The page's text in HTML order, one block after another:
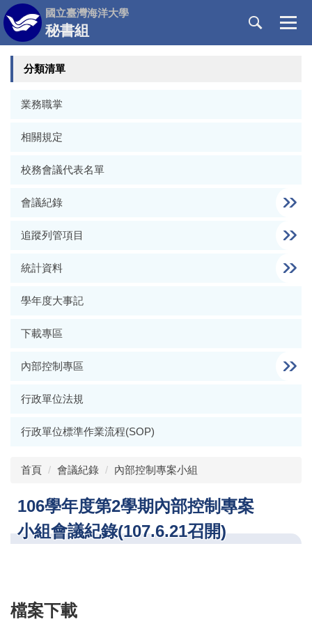
跳
到
主
要
國立臺灣海洋大學
秘書組
分類清單
業務職掌
相關規定
校務會議代表名單
會議紀錄
追蹤列管項目
統計資料
學年度大事記
下載專區
內部控制專區
行政單位法規
行政單位標準作業流程(SOP)
首頁 會議紀錄 內部控制專案小組
106學年度第2學期內部控制專案
小組會議紀錄(107.6.21召開)